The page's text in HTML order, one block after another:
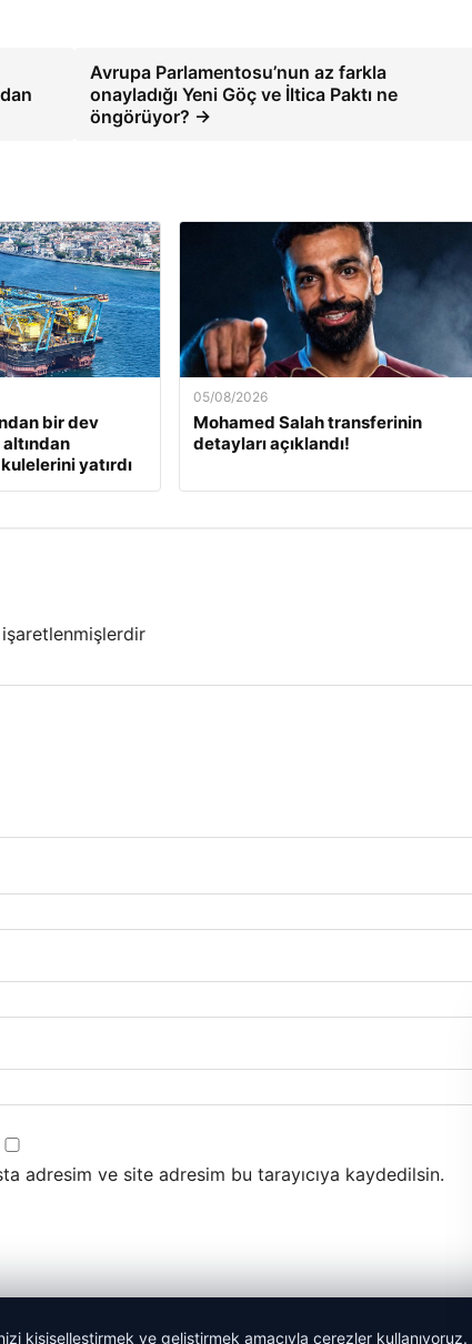
Avrupa Parlamentosu’nun az farkla
onayladığı Yeni Göç ve İltica Paktı ne
öngörüyor? →
bir dev
yatırdı
05/08/2026
Mohamed Salah transferinin
detayları açıklandı!
adresim ve site adresim bu tarayıcıya kaydedilsin.
kişiselleştirmek ve geliştirmek amacıyla çerezler kullanıyoruz.